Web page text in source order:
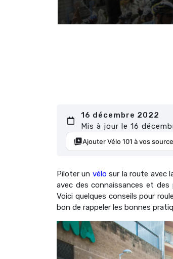
16 décembre 2022
Mis à jour le 16
Ajouter Vélo 101 à vos
Piloter un vélosur la route avec
avec des connaissances et des
Voici quelques conseils pour
bon de rappeler les bonnes